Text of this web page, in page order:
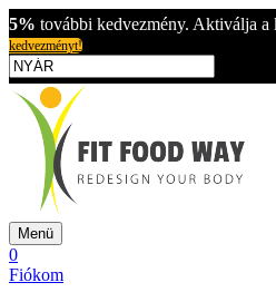
5% további kedvezmény. Aktiválja a
kedvezményt!
Menü
0
Fiókom